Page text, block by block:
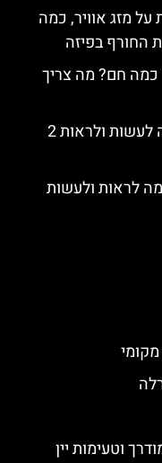
מזג אוויר, כמה
החורף בפיזה
כמה חם? מה צריך
יומיים בפיזה – טיפים והמלצות מה לעשות ולראות 2
לראות ולעשות
וטעימות יין